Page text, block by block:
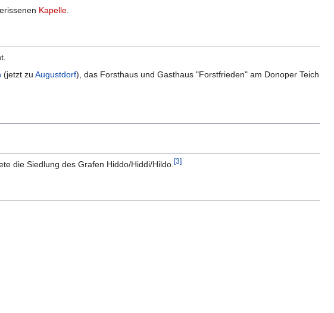
Kapelle
(jetzt zu Augustdorf), das Forsthaus und Gasthaus "Forstfrieden" am Donoper Teich
die Siedlung des Grafen Hiddo/Hiddi/Hildo. [3]